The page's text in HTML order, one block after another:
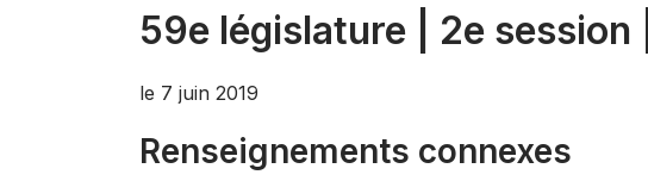
59e législature | 2e
le 7 juin 2019
Renseignements connexes